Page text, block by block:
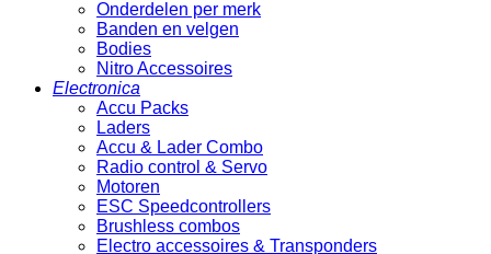
Onderdelen per merk
Banden en velgen
Bodies
Nitro Accessoires
Electronica
Accu Packs
Laders
Accu & Lader Combo
Radio control & Servo
Motoren
ESC Speedcontrollers
Brushless combos
Electro accessoires & Transponders